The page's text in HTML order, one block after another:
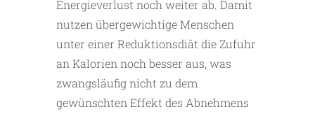
Energieverlust noch weiter ab. Damit
nutzen übergewichtige Menschen
unter einer Reduktionsdiät die Zufuhr
an Kalorien noch besser aus, was
zwangsläufig nicht zu dem
gewünschten Effekt des Abnehmens